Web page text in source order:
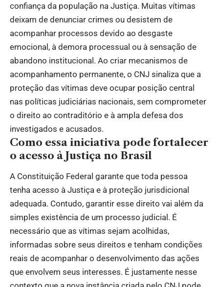
confiança da população na Justiça. Muitas vítimas
deixam de denunciar crimes ou desistem de
acompanhar processos devido ao desgaste
emocional, à demora processual ou à sensação de
abandono institucional. Ao criar mecanismos de
acompanhamento permanente, o CNJ sinaliza que a
proteção das vítimas deve ocupar posição central
nas políticas judiciárias nacionais, sem comprometer
o direito ao contraditório e à ampla defesa dos
investigados e acusados.
Como essa iniciativa pode fortalecer
o acesso à Justiça no Brasil
A Constituição Federal garante que toda pessoa
tenha acesso à Justiça e à proteção jurisdicional
adequada. Contudo, garantir esse direito vai além da
simples existência de um processo judicial. É
necessário que as vítimas sejam acolhidas,
informadas sobre seus direitos e tenham condições
reais de acompanhar o desenvolvimento das ações
que envolvem seus interesses. É justamente nesse